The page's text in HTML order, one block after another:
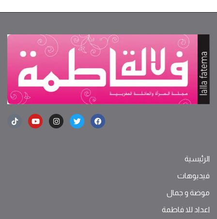
الرئيسية
فيديوهات
موضة ‫و‬ ‫‬‫جمال‬
اعداد للا فاطمة